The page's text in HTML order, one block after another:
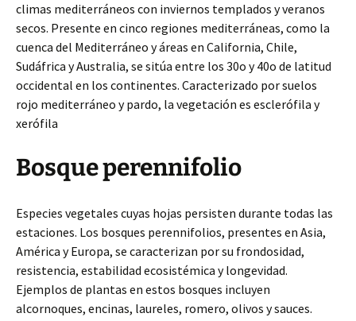
climas mediterráneos con inviernos templados y veranos
secos. Presente en cinco regiones mediterráneas, como la
cuenca del Mediterráneo y áreas en California, Chile,
Sudáfrica y Australia, se sitúa entre los 30o y 40o de latitud
occidental en los continentes. Caracterizado por suelos
rojo mediterráneo y pardo, la vegetación es esclerófila y
xerófila
Bosque perennifolio
Especies vegetales cuyas hojas persisten durante todas las
estaciones. Los bosques perennifolios, presentes en Asia,
América y Europa, se caracterizan por su frondosidad,
resistencia, estabilidad ecosistémica y longevidad.
Ejemplos de plantas en estos bosques incluyen
alcornoques, encinas, laureles, romero, olivos y sauces.